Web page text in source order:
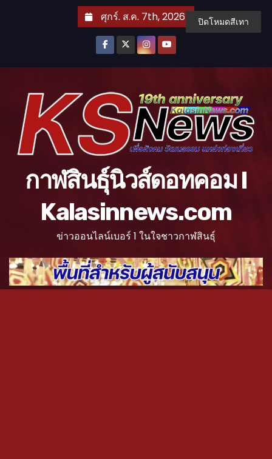
ศุกร์. ส.ค. 7th, 2026
กาฬสินธุ์นิวส์ดอทคอม l
Kalasinnews.com
ข่าวออนไลน์เบอร์ 1 ในใจชาวกาฬสินธุ์
ปิดโหมดสีเทา